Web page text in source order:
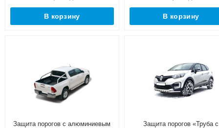
В корзину В корзину
Защита порогов с алюминиевым
Защита порогов «Труба с